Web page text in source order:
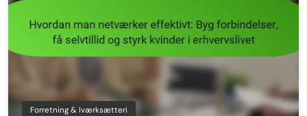
Forretning & Iværksætteri